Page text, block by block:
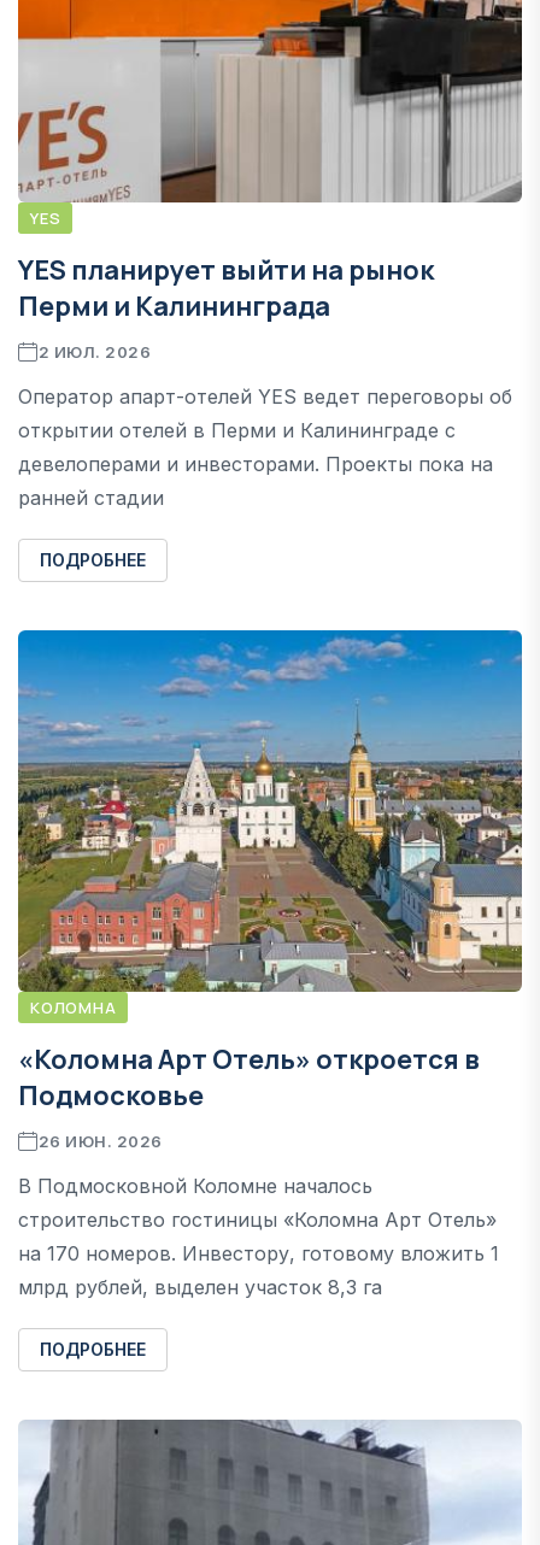
YES
YES планирует выйти на рынок
Перми и Калининграда
2 ИЮЛ. 2026
Оператор апарт-отелей YES ведет переговоры об
открытии отелей в Перми и Калининграде с
девелоперами и инвесторами. Проекты пока на
ранней стадии
ПОДРОБНЕЕ
КОЛОМНА
«Коломна Арт Отель» откроется в
Подмосковье
26 ИЮН. 2026
В Подмосковной Коломне началось
строительство гостиницы «Коломна Арт Отель»
на 170 номеров. Инвестору, готовому вложить 1
млрд рублей, выделен участок 8,3 га
ПОДРОБНЕЕ